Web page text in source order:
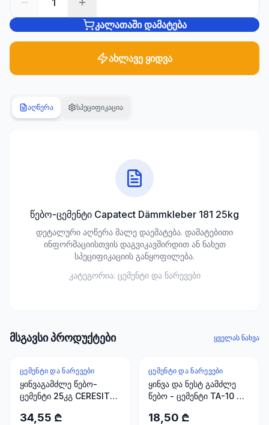
ბაღი და
701
პროდუქტი
კლიმატური
ტექნიკა
107
პროდუქტი
ხელსაწყოები
30
სამაგრები
20
პროდუქტი
1
კალათაში დამატება
ახლავე ყიდვა
აღწერა სპეციფიკაცია
წებო-ცემენტი Capatect Dämmkleber 181 25kg
დეტალური აღწერა მალე დაემატება. დამატებითი
ინფორმაციისთვის დაგვიკავშირდით ან ნახეთ
სპეციფიკაციის განყოფილება.
კატეგორია: ცემენტი და ნარევები
მსგავსი პროდუქტები ყველას ნახვა
ᲪᲔᲛᲔᲜᲢᲘ ᲓᲐ ᲜᲐᲠᲔᲕᲔᲑᲘ
ყინვაგამძლე წებო-
ცემენტი 25კგ CERESIT
34,55 ₾
ᲪᲔᲛᲔᲜᲢᲘ ᲓᲐ ᲜᲐᲠᲔᲕᲔᲑᲘ
ყინვა და ნესტ გამძლე
წებო - ცემენტი TA-10 25
18,50 ₾